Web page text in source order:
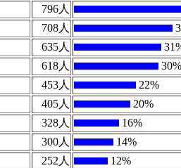
796人
708人
635人
618人
30%
453人
22%
405人
20%
328人
16%
300人
14%
252人
12%